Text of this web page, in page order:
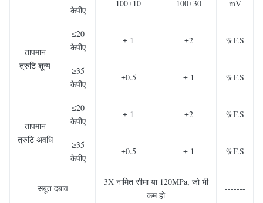
केपीए
100±10 100±30 mV
तापमान
त्रुटि शून्य
≤20
केपीए
± 1 ±2 %F.S
≥35
केपीए
±0.5 ± 1 %F.S
तापमान
त्रुटि अवधि
≤20
केपीए
± 1 ±2 %F.S
≥35
केपीए
±0.5 ± 1 %F.S
सबूत दबाव
3X नामित सीमा या 120MPa, जो भी
कम हो
-------